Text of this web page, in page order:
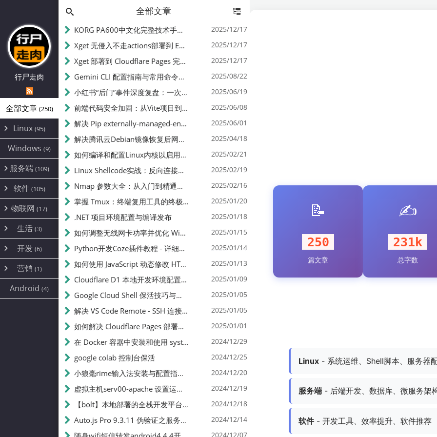
行尸走肉
全部文章 (250)
Linux (95)
Alpine
CentOS(17)
Debian(24)
ProxmoxVE
Ubuntu(7)
Windows (9)
服务端 (109)
环境配置
DD重装(3)
加速优化(34)
面板(12)
容器
游戏 (7)
饥荒(7)
云服务商(4)
WEB源码(6)
建站(5)
软件 (105)
安全(12)
办公(4)
图片 (2)
文件
系统 (35)
AI(10)
物联网 (17)
路由器
随身wifi(1)
mobile(14)
刷机
magisk
生活 (3)
线报
sim卡(1)
开发 (6)
编译
JavaScript(2)
python(2)
营销 (1)
公关(1)
SEO(1)
Android (4)
全部文章
KORG PA600中文化完整技术手册 - 从逆向到实现的全流程指南 2025/12/17
Xget 无侵入不走actions部署到 EdgeOne Pages 指南 2025/12/17
Xget 部署到 Cloudflare Pages 完整指南 - 无需修改源码的构建配置 2025/12/17
Gemini CLI 配置指南与常用命令中文翻译 | API Key、MCP、代理设置 2025/08/22
小红书“后门”事件深度复盘：一次沉默危机下的品牌、技术与流程三重考验 2025/06/19
前端代码安全加固：从Vite项目到纯静态页面的深度混淆技术备忘 2025/06/08
解决 Pip externally-managed-environment 错误：临时与永久绕过方案 2025/06/01
解决腾讯云Debian镜像恢复后网络不通问题 2025/04/18
如何编译和配置Linux内核以启用BBR2 | 内核编译教程 2025/02/21
Linux Shellcode实战：反向连接、持久化、免杀技术详解（MSF,Cobalt Strike）- 从原理到C加载器实现 2025/02/19
Nmap 参数大全：从入门到精通，掌握网络扫描的核心技巧 2025/02/16
掌握 Tmux：终端复用工具的终极指南 2025/01/20
.NET 项目环境配置与编译发布 2025/01/18
如何调整无线网卡功率并优化 Wifite 的功率设置 2025/01/15
Python开发Coze插件教程 - 详细步骤与注意事项 2025/01/14
如何使用 JavaScript 动态修改 HTML 中的权限文本 | 前端开发教程 2025/01/13
Cloudflare D1 本地开发环境配置指南 | CF Pages Local Development Guide 2025/01/09
Google Cloud Shell 保活技巧与配额时间查看方法 2025/01/05
解决 VS Code Remote - SSH 连接失败问题：从权限问题到成功启动 2025/01/05
如何解决 Cloudflare Pages 部署中的 API Token 权限问题 2025/01/01
在 Docker 容器中安装和使用 systemctl 的完整指南 2024/12/29
google colab 控制台保活 2024/12/25
小狼毫rime输入法安装与配置指南：从基础到高级自定义 2024/12/20
虚拟主机serv00-apache 设置运行目录 2024/12/19
【bolt】本地部署的全栈开发平台，支持本地及众多API，本地一键生成应用，部署教程 2024/12/18
Auto.js Pro 9.3.11 伪验证之服务器接口 Nginx 版 2024/12/14
2024/12/07
<
>
📝
250
篇文章
✍️
231k
总字数
Linux - 系统运维、Shell脚本、服务器
服务端 - 后端开发、数据库、微服务架
软件- 开发工具、效率提升、软件推荐